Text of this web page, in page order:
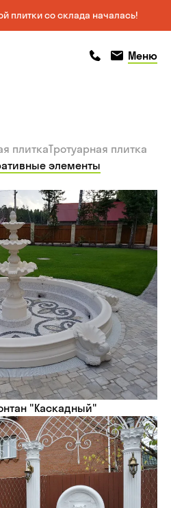
плитки со склада началась!
позвонить
позвонить
Меню
плиткаТротуарная плитка
элементы
"Каскадный"